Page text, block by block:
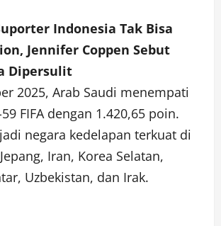
Indonesia Tak Bisa
Jennifer Coppen Sebut
Dipersulit
2025, Arab Saudi menempati
FIFA dengan 1.420,65 poin.
negara kedelapan terkuat di
Iran, Korea Selatan,
Uzbekistan, dan Irak.